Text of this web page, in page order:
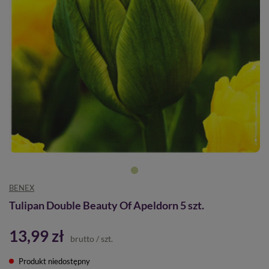
BENEX
Tulipan Double Beauty Of Apeldorn 5 szt.
13,99 zł brutto / szt.
Produkt niedostępny